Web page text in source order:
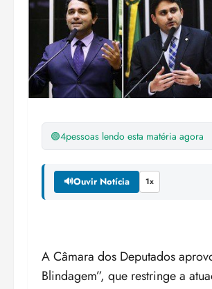
🟢4pessoas lendo esta matéria agora
🔊Ouvir Notícia 1x
A Câmara dos Deputados
Blindagem”, que restringe a